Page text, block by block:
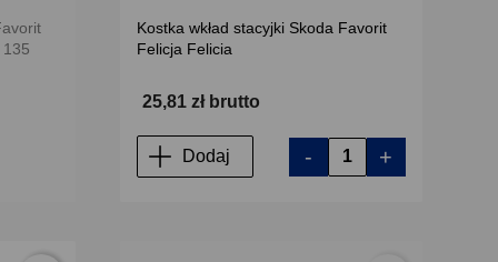
Kostka wkład stacyjki Skoda Favorit
Felicja Felicia
25,81 zł brutto
Dodaj - +